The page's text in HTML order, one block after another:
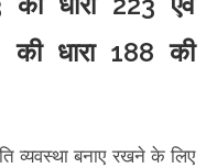
की धारा 188 की
व्यवस्था बनाए रखने के लिए